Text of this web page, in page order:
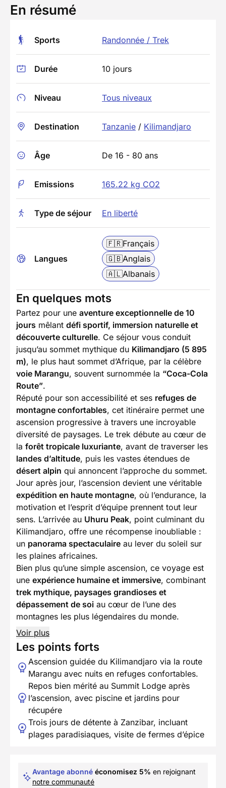
En résumé
Sports Randonnée / Trek
Durée 10 jours
Niveau Tous niveaux
Destination Tanzanie / Kilimandjaro
Âge De 16 - 80 ans
Emissions 165.22 kg CO2
Type de séjour En liberté
Langues
🇫🇷Français
🇬🇧Anglais
🇦🇱Albanais
En quelques mots
Partez pour une aventure exceptionnelle de 10
jours mêlant défi sportif, immersion naturelle et
découverte culturelle. Ce séjour vous conduit
jusqu’au sommet mythique du Kilimandjaro (5 895
m), le plus haut sommet d’Afrique, par la célèbre
voie Marangu, souvent surnommée la “Coca-Cola
Route”.
Réputé pour son accessibilité et ses refuges de
montagne confortables, cet itinéraire permet une
ascension progressive à travers une incroyable
diversité de paysages. Le trek débute au cœur de
la forêt tropicale luxuriante, avant de traverser les
landes d’altitude, puis les vastes étendues de
désert alpin qui annoncent l’approche du sommet.
Jour après jour, l’ascension devient une véritable
expédition en haute montagne, où l’endurance, la
motivation et l’esprit d’équipe prennent tout leur
sens. L’arrivée au Uhuru Peak, point culminant du
Kilimandjaro, offre une récompense inoubliable :
un panorama spectaculaire au lever du soleil sur
les plaines africaines.
Bien plus qu’une simple ascension, ce voyage est
une expérience humaine et immersive, combinant
trek mythique, paysages grandioses et
dépassement de soi au cœur de l’une des
montagnes les plus légendaires du monde.
Voir plus
Les points forts
Ascension guidée du Kilimandjaro via la route
Marangu avec nuits en refuges confortables.
Repos bien mérité au Summit Lodge après
l’ascension, avec piscine et jardins pour
récupére
Trois jours de détente à Zanzibar, incluant
plages paradisiaques, visite de fermes d’épice
Avantage abonné économisez 5% en rejoignant
notre communauté